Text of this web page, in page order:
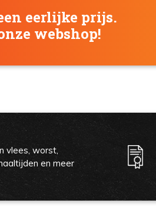
eerlijke prijs.
webshop!
vlees, worst,
en meer